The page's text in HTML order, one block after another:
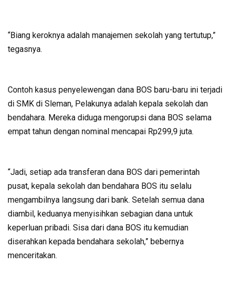
“Biang keroknya adalah manajemen sekolah yang tertutup,”
tegasnya.
Contoh kasus penyelewengan dana BOS baru-baru ini terjadi
di SMK di Sleman, Pelakunya adalah kepala sekolah dan
bendahara. Mereka diduga mengorupsi dana BOS selama
empat tahun dengan nominal mencapai Rp299,9 juta.
“Jadi, setiap ada transferan dana BOS dari pemerintah
pusat, kepala sekolah dan bendahara BOS itu selalu
mengambilnya langsung dari bank. Setelah semua dana
diambil, keduanya menyisihkan sebagian dana untuk
keperluan pribadi. Sisa dari dana BOS itu kemudian
diserahkan kepada bendahara sekolah,” bebernya
menceritakan.